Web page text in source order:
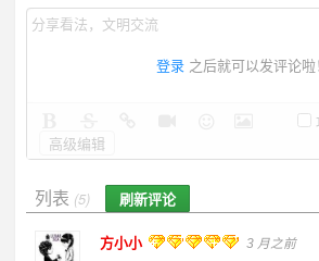
登录 之后就可以发评论啦！
高级编辑
列表 (5) 刷新评论
方小小 3 月之前